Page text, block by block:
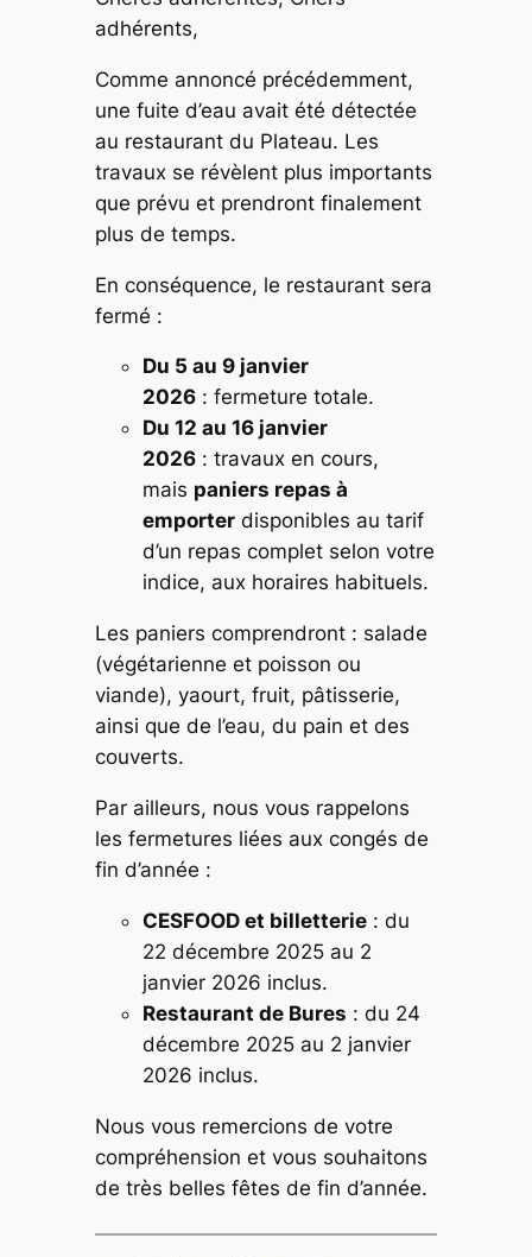
adhérents,
Comme annoncé précédemment,
une fuite d’eau avait été détectée
au restaurant du Plateau. Les
travaux se révèlent plus importants
que prévu et prendront finalement
plus de temps.
En conséquence, le restaurant sera
fermé :
Du 5 au 9 janvier
2026: fermeture totale.
Du 12 au 16 janvier
2026: travaux en cours,
mais paniers repas à
emporterdisponibles au tarif
d’un repas complet selon votre
indice, aux horaires habituels.
Les paniers comprendront : salade
(végétarienne et poisson ou
viande), yaourt, fruit, pâtisserie,
ainsi que de l’eau, du pain et des
couverts.
Par ailleurs, nous vous rappelons
les fermetures liées aux congés de
fin d’année :
CESFOOD et billetterie: du
22 décembre 2025 au 2
janvier 2026 inclus.
Restaurant de Bures : du 24
décembre 2025 au 2 janvier
2026 inclus.
Nous vous remercions de votre
compréhension et vous souhaitons
de très belles fêtes de fin d’année.